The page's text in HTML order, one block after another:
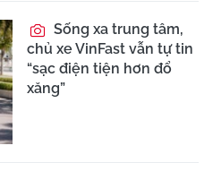
Sống xa trung tâm,
chủ xe VinFast vẫn tự tin
“sạc điện tiện hơn đổ
xăng”